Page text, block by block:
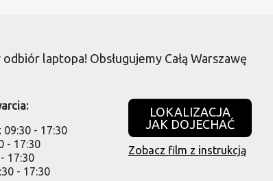
laptopa! Obsługujemy Całą Warszawę
09:30 - 17:30
- 17:30
17:30
- 17:30
LOKALIZACJA
JAK DOJECHAĆ
Zobacz film z instrukcją